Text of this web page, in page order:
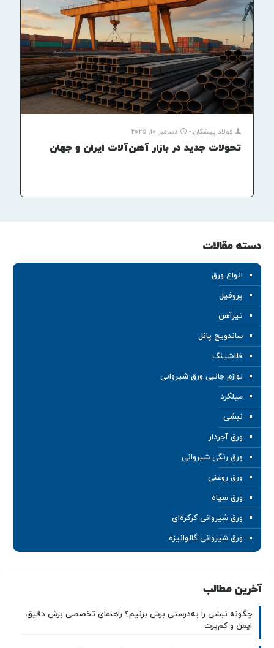
فولاد پیشگان - دسامبر 10, 2025
تحولات جدید در بازار آهن‌آلات ایران و جهان
دسته مقالات
انواع ورق
پروفیل
تیرآهن
ساندویچ پانل
فلاشینگ
لوازم جانبی ورق شیروانی
میلگرد
نبشی
ورق آجردار
ورق رنگی شیروانی
ورق روغنی
ورق سیاه
ورق شیروانی کرکره‌ای
ورق شیروانی گالوانیزه
آخرین مطالب
چگونه نبشی را به‌درستی برش بزنیم؟ راهنمای تخصصی برش دقیق،
ایمن و کم‌پرت